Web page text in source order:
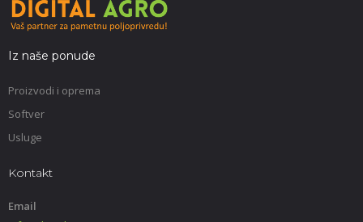
Iz naše ponude
Proizvodi i oprema
Softver
Usluge
Kontakt
Email